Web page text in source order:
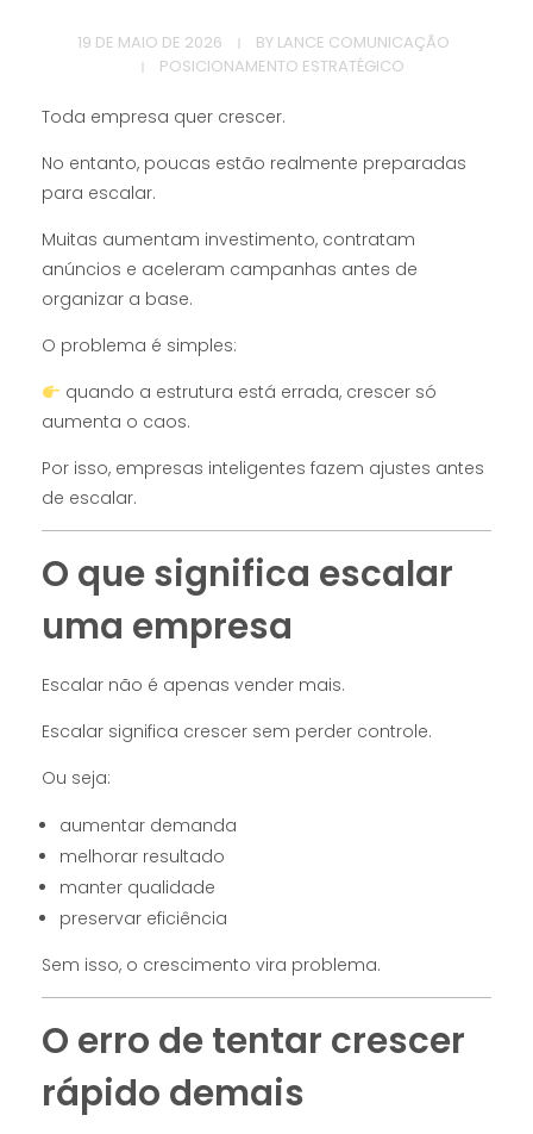
19 DE MAIO DE 2026 BY LANCE COMUNICAÇÃO
POSICIONAMENTO ESTRATÉGICO
Toda empresa quer crescer.
No entanto, poucas estão realmente preparadas
para escalar.
Muitas aumentam investimento, contratam
anúncios e aceleram campanhas antes de
organizar a base.
O problema é simples:
quando a estrutura está errada, crescer só
aumenta o caos.
Por isso, empresas inteligentes fazem ajustes antes
de escalar.
O que significa escalar
uma empresa
Escalar não é apenas vender mais.
Escalar significa crescer sem perder controle.
Ou seja:
aumentar demanda
melhorar resultado
manter qualidade
preservar eficiência
Sem isso, o crescimento vira problema.
O erro de tentar crescer
rápido demais